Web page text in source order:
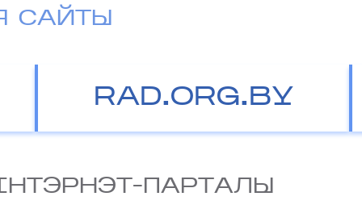
САЙТЫ
RAD.ORG.BY
ПАРТАЛЫ